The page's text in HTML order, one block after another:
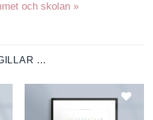
och skolan »
…